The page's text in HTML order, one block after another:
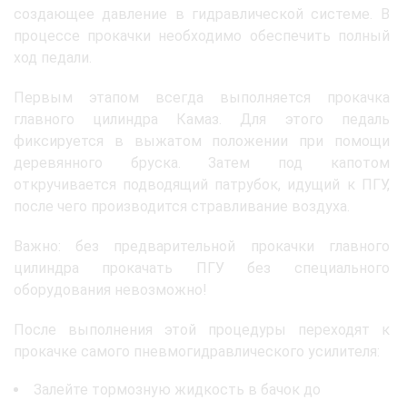
создающее давление в гидравлической системе. В
процессе прокачки необходимо обеспечить полный
ход педали.
Первым этапом всегда выполняется прокачка
главного цилиндра Камаз. Для этого педаль
фиксируется в выжатом положении при помощи
деревянного бруска. Затем под капотом
откручивается подводящий патрубок, идущий к ПГУ,
после чего производится стравливание воздуха.
Важно: без предварительной прокачки главного
цилиндра прокачать ПГУ без специального
оборудования невозможно!
После выполнения этой процедуры переходят к
прокачке самого пневмогидравлического усилителя:
Залейте тормозную жидкость в бачок до